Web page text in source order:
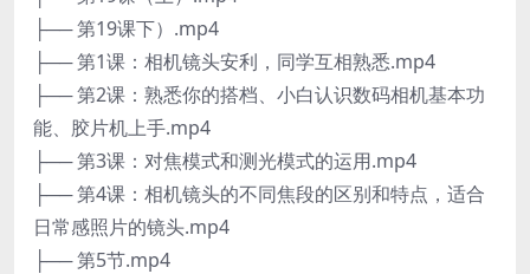
├── 第19课下）.mp4
├── 第1课：相机镜头安利，同学互相熟悉.mp4
├── 第2课：熟悉你的搭档、小白认识数码相机基本功
能、胶片机上手.mp4
├── 第3课：对焦模式和测光模式的运用.mp4
├── 第4课：相机镜头的不同焦段的区别和特点，适合
日常感照片的镜头.mp4
├── 第5节.mp4